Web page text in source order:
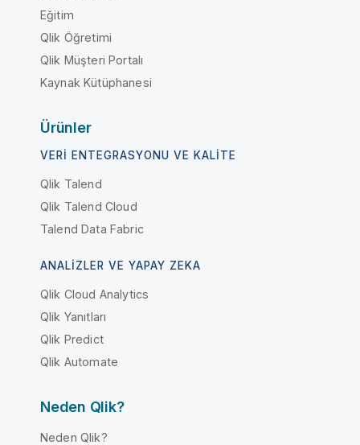
Eğitim
Qlik Öğretimi
Qlik Müşteri Portalı
Kaynak Kütüphanesi
Ürünler
VERI ENTEGRASYONU VE KALITE
Qlik Talend
Qlik Talend Cloud
Talend Data Fabric
ANALIZLER VE YAPAY ZEKA
Qlik Cloud Analytics
Qlik Yanıtları
Qlik Predict
Qlik Automate
Neden Qlik?
Neden Qlik?